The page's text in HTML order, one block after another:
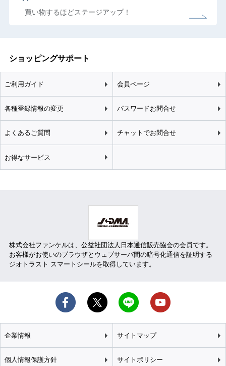
買い物するほどステージアップ！
ショッピングサポート
ご利用ガイド 会員ページ
各種登録情報の変更 パスワードお問合せ
よくあるご質問 チャットでお問合せ
お得なサービス
株式会社ファンケルは、 公益社団法人日本通信販売協会の会員です。
お客様がお使いのブラウザとウェブサーバ間の暗号化通信を証明する
ジオトラスト スマートシールを取得しています。
企業情報 サイトマップ
個人情報保護方針 サイトポリシー